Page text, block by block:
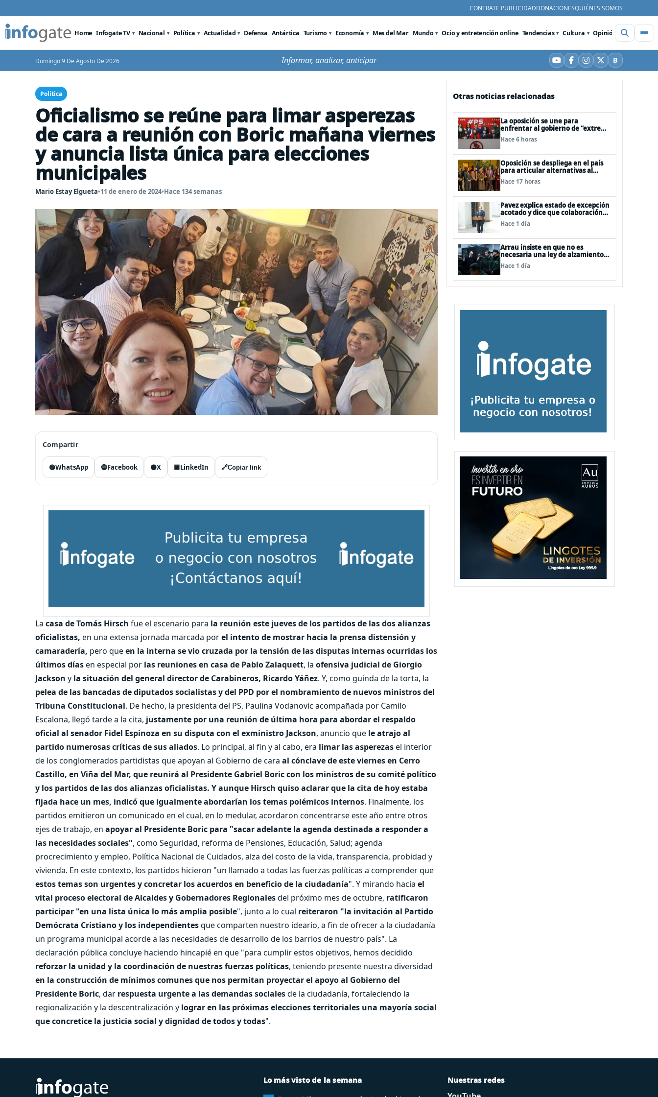
CONTRATE PUBLICIDADDONACIONESQUIÉNES SOMOS
Home Infogate TV Nacional Política Actualidad Defensa Antártica Turismo Economía Mes del Mar Mundo Ocio y entretención online Tendencias Cultura Opinión Videos
Domingo 9 De Agosto De 2026 Informar, analizar, anticipar YouTube
Facebook
Instagram
X BBluesky
Política
Oficialismo se reúne para limar asperezas
de cara a reunión con Boric mañana viernes
y anuncia lista única para elecciones
municipales
Mario Estay Elgueta•11 de enero de 2024•Hace 134 semanas
Compartir
🟢WhatsApp 🔵Facebook ⚫X 🟦LinkedIn 🔗Copiar link
La casa de Tomás Hirsch fue el escenario para la reunión este jueves de los partidos de las dos alianzas
oficialistas, en una extensa jornada marcada porel intento de mostrar hacia la prensa distensión y
camaradería, pero queen la interna se vio cruzada por la tensión de las disputas internas ocurridas los
últimos díasen especial por las reuniones en casa de Pablo Zalaquett, la ofensiva judicial de Giorgio
Jackson y la situación del general director de Carabineros, Ricardo Yáñez. Y, como guinda de la torta, la
pelea de las bancadas de diputados socialistas y del PPD por el nombramiento de nuevos ministros del
Tribuna Constitucional. De hecho, la presidenta del PS, Paulina Vodanovic acompañada por Camilo
Escalona, llegó tarde a la cita, justamente por una reunión de última hora para abordar el respaldo
oficial al senador Fidel Espinoza en su disputa con el exministro Jackson, anuncio que le atrajo al
partido numerosas críticas de sus aliados. Lo principal, al fin y al cabo, era limar las asperezasel interior
de los conglomerados partidistas que apoyan al Gobierno de cara al cónclave de este viernes en Cerro
Castillo, en Viña del Mar, que reunirá al Presidente Gabriel Boric con los ministros de su comité político
y los partidos de las dos alianzas oficialistas. Y aunque Hirsch quiso aclarar que la cita de hoy estaba
fijada hace un mes, indicó que igualmente abordarían los temas polémicos internos. Finalmente, los
partidos emitieron un comunicado en el cual, en lo medular, acordaron concentrarse este año entre otros
ejes de trabajo, en apoyar al Presidente Boric para "sacar adelante la agenda destinada a responder a
las necesidades sociales", como Seguridad, reforma de Pensiones, Educación, Salud; agenda
procrecimiento y empleo, Política Nacional de Cuidados, alza del costo de la vida, transparencia, probidad y
vivienda. En este contexto, los partidos hicieron "un llamado a todas las fuerzas políticas a comprender que
estos temas son urgentes y concretar los acuerdos en beneficio de la ciudadanía". Y mirando hacia el
vital proceso electoral de Alcaldes y Gobernadores Regionalesdel próximo mes de octubre, ratificaron
participar "en una lista única lo más amplia posible", junto a lo cual reiteraron "la invitación al Partido
Demócrata Cristiano y los independientesque comparten nuestro ideario, a fin de ofrecer a la ciudadanía
un programa municipal acorde a las necesidades de desarrollo de los barrios de nuestro país". La
declaración pública concluye haciendo hincapié en que "para cumplir estos objetivos, hemos decidido
reforzar la unidad y la coordinación de nuestras fuerzas políticas, teniendo presente nuestra diversidad
en la construcción de mínimos comunes que nos permitan proyectar el apoyo al Gobierno del
Presidente Boric, dar respuesta urgente a las demandas socialesde la ciudadanía, fortaleciendo la
regionalización y la descentralización y lograr en las próximas elecciones territoriales una mayoría social
que concretice la justicia social y dignidad de todos y todas".
Otras noticias relacionadas
La oposición se une para
enfrentar al gobierno de “extrema
derecha” de Kast
Hace 6 horas
Oposición se despliega en el país
para articular alternativas al
Gobierno
Hace 17 horas
Pavez explica estado de excepción
acotado y dice que colaboración
entre FFAA y policías, “es algo del
todo pertinente analizar”
Hace 1 día
Arrau insiste en que no es
necesaria una ley de alzamiento
del secreto bancario, porque ya
existe
Hace 1 día
Lo más visto de la semana Nuestras redes